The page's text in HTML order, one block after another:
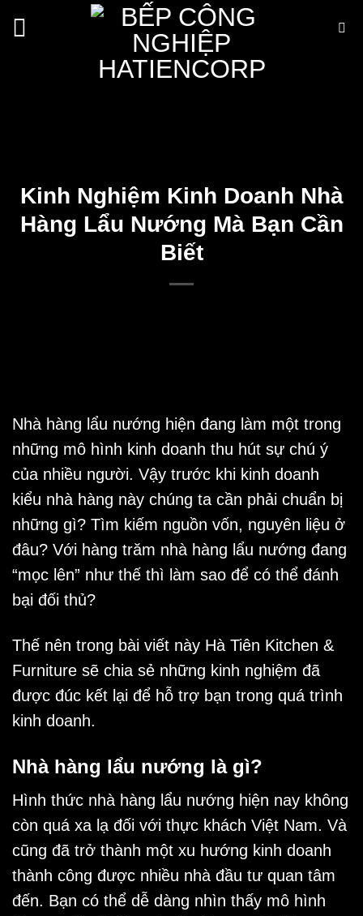
qua
Kinh Nghiệm Kinh Doanh Nhà
Hàng Lẩu Nướng Mà Bạn Cần
Biết
Nhà hàng lẩu nướng hiện đang làm một trong
những mô hình kinh doanh thu hút sự chú ý
của nhiều người. Vậy trước khi kinh doanh
kiểu nhà hàng này chúng ta cần phải chuẩn bị
những gì? Tìm kiếm nguồn vốn, nguyên liệu ở
đâu? Với hàng trăm nhà hàng lẩu nướng đang
“mọc lên” như thế thì làm sao để có thể đánh
bại đối thủ?
Thế nên trong bài viết này Hà Tiên Kitchen &
Furniture sẽ chia sẻ những kinh nghiệm đã
được đúc kết lại để hỗ trợ bạn trong quá trình
kinh doanh.
Nhà hàng lẩu nướng là gì?
Hình thức nhà hàng lẩu nướng hiện nay không
còn quá xa lạ đối với thực khách Việt Nam. Và
cũng đã trở thành một xu hướng kinh doanh
thành công được nhiều nhà đầu tư quan tâm
đến. Bạn có thể dễ dàng nhìn thấy mô hình